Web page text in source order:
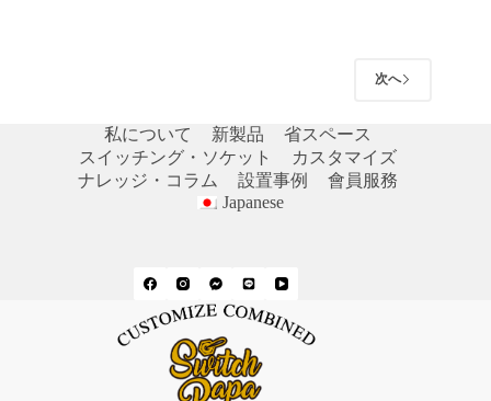
次へ
私について 新製品
省スペース
スイッチング・ソケット
カスタマイズ
ナレッジ・コラム
設置事例
會員服務
Japanese